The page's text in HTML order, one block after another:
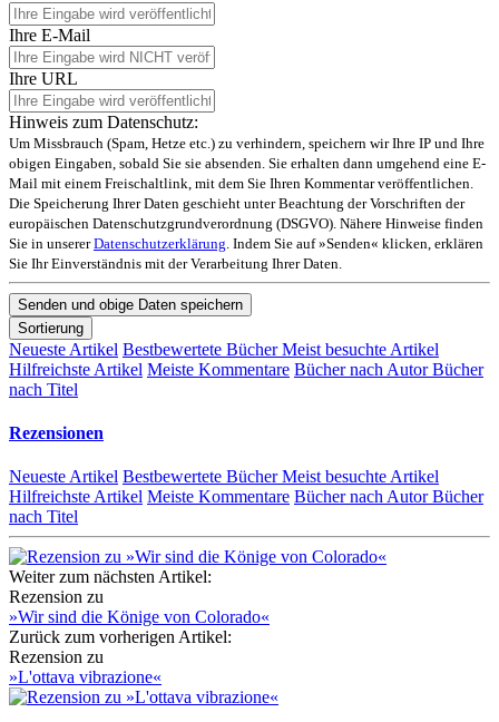
Ihre E-Mail
Ihre URL
Hinweis zum Datenschutz:
Um Missbrauch (Spam, Hetze etc.) zu verhindern, speichern wir Ihre IP und Ihre
obigen Eingaben, sobald Sie sie absenden. Sie erhalten dann umgehend eine E-
Mail mit einem Freischaltlink, mit dem Sie Ihren Kommentar veröffentlichen.
Die Speicherung Ihrer Daten geschieht unter Beachtung der Vorschriften der
europäischen Datenschutzgrundverordnung (DSGVO). Nähere Hinweise finden
Sie in unsererDatenschutzerklärung . Indem Sie auf »Senden« klicken, erklären
Sie Ihr Einverständnis mit der Verarbeitung Ihrer Daten.
Sortierung
Neueste Artikel Bestbewertete BücherMeist besuchte Artikel
Hilfreichste Artikel Meiste Kommentare Bücher nach AutorBücher
nach Titel
Rezensionen
Neueste Artikel Bestbewertete BücherMeist besuchte Artikel
Hilfreichste Artikel Meiste Kommentare Bücher nach AutorBücher
nach Titel
Weiter zum nächsten Artikel:
Rezension zu
»Wir sind die Könige von Colorado«
Zurück zum vorherigen Artikel:
Rezension zu
»L'ottava vibrazione«